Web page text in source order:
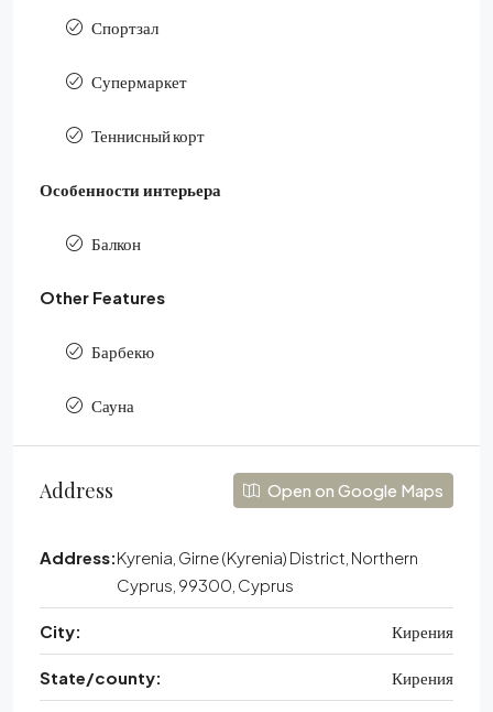
Спортзал
Супермаркет
Теннисный корт
Особенности интерьера
Балкон
Other Features
Барбекю
Сауна
Address Open on Google Maps
Address:Kyrenia, Girne (Kyrenia) District, Northern
Cyprus, 99300, Cyprus
City: Кирения
State/county: Кирения